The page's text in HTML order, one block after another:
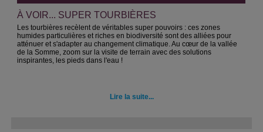
À VOIR... SUPER TOURBIÈRES
Les tourbières recèlent de véritables super pouvoirs : ces zones
humides particulières et riches en biodiversité sont des alliées pour
atténuer et s'adapter au changement climatique. Au cœur de la vallée
de la Somme, zoom sur la visite de terrain avec des solutions
inspirantes, les pieds dans l'eau !
Lire la suite...